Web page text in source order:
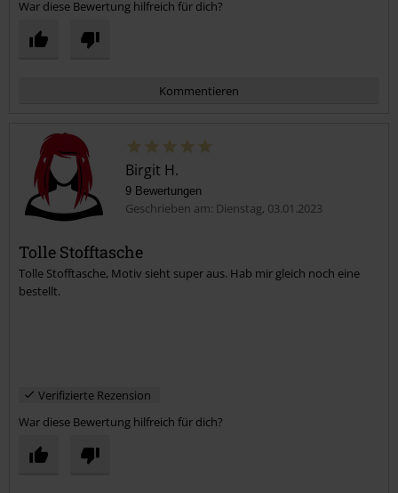
War diese Bewertung hilfreich für dich?
Kommentieren
Kommentar jetzt abschicken!
Birgit H.
9 Bewertungen
Geschrieben am: Dienstag, 03.01.2023
Tolle Stofftasche
Tolle Stofftasche, Motiv sieht super aus. Hab mir gleich noch eine
bestellt.
Verifizierte Rezension
War diese Bewertung hilfreich für dich?